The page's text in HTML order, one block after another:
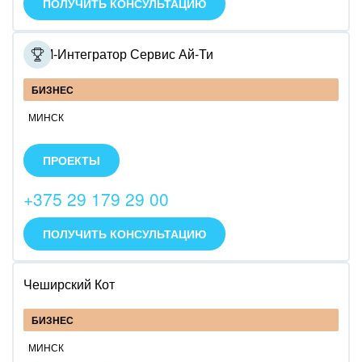
ПОЛУЧИТЬ КОНСУЛЬТАЦИЮ
CRM-Интегратор Сервис Ай-Ти
БИЗНЕС
МИНСК
Специализируемся на внедрении CRM.
Специализируемся на разворачивании коробочной
версии.
Специализируемся на интеграции с IP телефонией
Infinity call-центр.
ПРОЕКТЫ
+375 29 179 29 00
ПОЛУЧИТЬ КОНСУЛЬТАЦИЮ
Чеширский Кот
БИЗНЕС
МИНСК